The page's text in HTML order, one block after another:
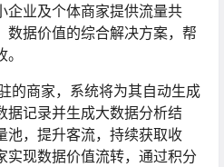
企业及个体商家提供流量共
数据价值的综合解决方案，帮
的商家，系统将为其自动生成
据记录并生成大数据分析结
池，提升客流，持续获取收
实现数据价值流转，通过积分